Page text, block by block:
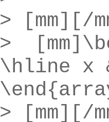
> [mm][/
>
\hline x
> [mm][/